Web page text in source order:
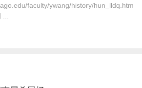
faculty/ywang/history/hun_lldq.htm